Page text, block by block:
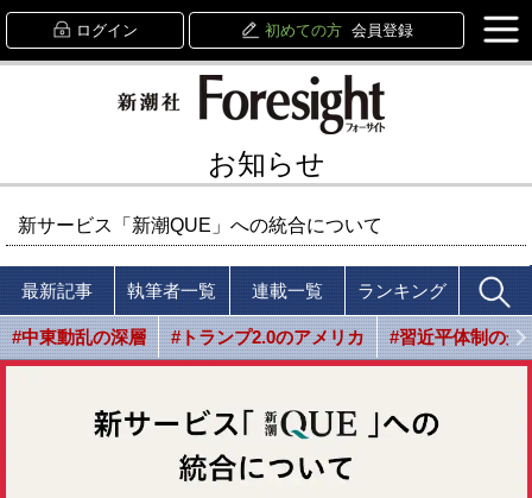
ログイン 初めての方 会員登録
お知らせ
新サービス「新潮QUE」への統合について
最新記事 執筆者一覧 連載一覧 ランキング
#中東動乱の深層 #トランプ2.0のアメリカ #習近平体制の光